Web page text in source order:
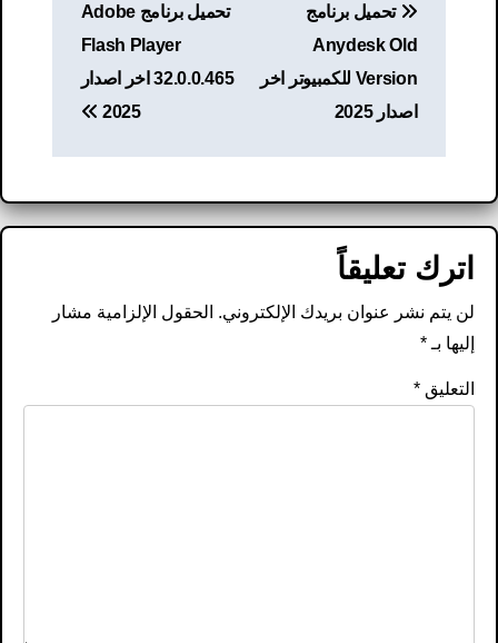
المقالات
تحميل برنامج
Anydesk Old
Version للكمبيوتر اخر
اصدار 2025
تحميل برنامج Adobe
Flash Player
32.0.0.465 اخر اصدار
2025
اترك تعليقاً
لن يتم نشر عنوان بريدك الإلكتروني. الحقول الإلزامية مشار
إليها بـ*
التعليق*